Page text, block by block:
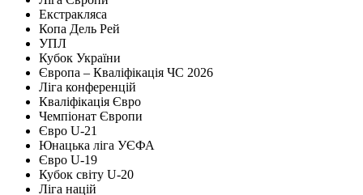
Екстракляса
Копа Дель Рей
УПЛ
Кубок України
Європа – Кваліфікація ЧС 2026
Ліга конференцій
Кваліфікація Євро
Чемпіонат Європи
Євро U-21
Юнацька ліга УЄФА
Євро U-19
Кубок світу U-20
Ліга націй